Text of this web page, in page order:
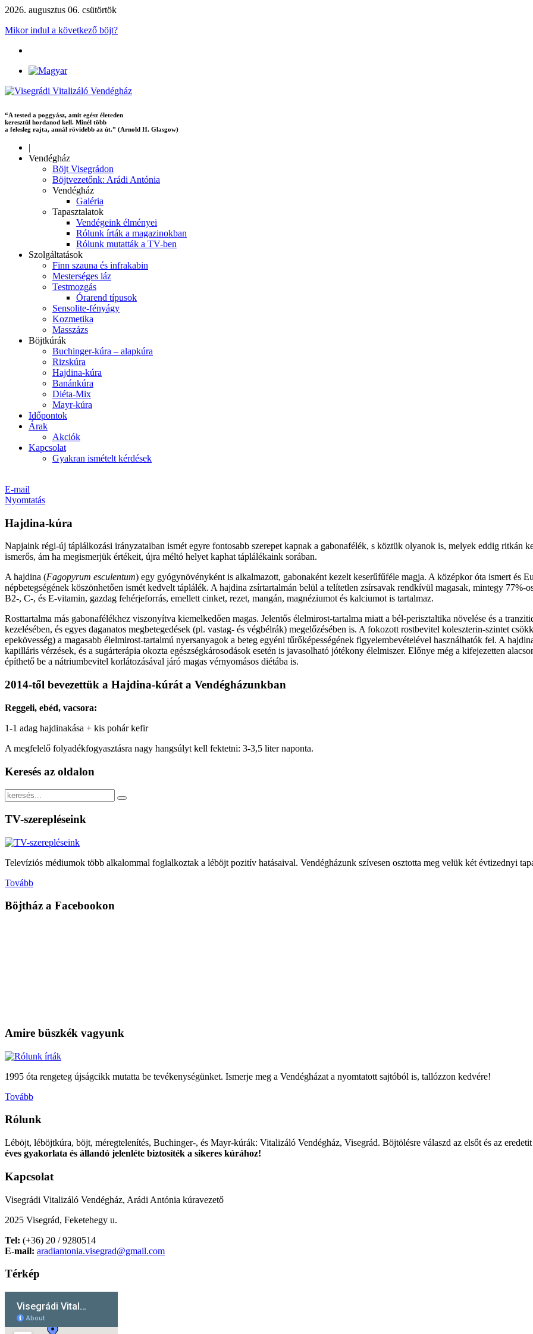
2026. augusztus 06. csütörtök
Mikor indul a következő böjt?
“A tested a poggyász, amit egész életeden
keresztül hordanod kell. Minél több
a felesleg rajta, annál rövidebb az út.” (Arnold H. Glasgow)
|
Vendégház
Böjt Visegrádon
Böjtvezetőnk: Arádi Antónia
Vendégház
Galéria
Tapasztalatok
Vendégeink élményei
Rólunk írták a magazinokban
Rólunk mutatták a TV-ben
Szolgáltatások
Finn szauna és infrakabin
Mesterséges láz
Testmozgás
Órarend típusok
Sensolite-fényágy
Kozmetika
Masszázs
Böjtkúrák
Buchinger-kúra – alapkúra
Rizskúra
Hajdina-kúra
Banánkúra
Diéta-Mix
Mayr-kúra
Időpontok
Árak
Akciók
Kapcsolat
Gyakran ismételt kérdések
E-mail
Nyomtatás
Hajdina-kúra
Napjaink régi-új táplálkozási irányzataiban ismét egyre fontosabb szerepet kapnak a gabonafélék, s köztük olyanok is, melyek eddig ritkán
ismerős, ám ha megismerjük értékeit, újra méltó helyet kaphat táplálékaink sorában.
A hajdina (Fagopyrum esculentum) egy gyógynövényként is alkalmazott, gabonaként kezelt keserűfűféle magja. A középkor óta ismert és
népbetegségének köszönhetően ismét kedvelt táplálék. A hajdina zsírtartalmán belül a telítetlen zsírsavak rendkívül magasak, mintegy
B2-, C-, és E-vitamin, gazdag fehérjeforrás, emellett cinket, rezet, mangán, magnéziumot és kalciumot is tartalmaz.
Rosttartalma más gabonafélékhez viszonyítva kiemelkedően magas. Jelentős élelmirost-tartalma miatt a bél-perisztaltika növelése és a
kezelésében, és egyes daganatos megbetegedések (pl. vastag- és végbélrák) megelőzésében is. A fokozott rostbevitel koleszterin-szintet
epekövesség) a magasabb élelmirost-tartalmú nyersanyagok a beteg egyéni tűrőképességének figyelembevételével használhatók fel. A
kapilláris vérzések, és a sugárterápia okozta egészségkárosodások esetén is javasolható jótékony élelmiszer. Előnye még a kifejezetten
építhető be a nátriumbevitel korlátozásával járó magas vérnyomásos diétába is.
2014-től bevezettük a Hajdina-kúrát a Vendégházunkban
Reggeli, ebéd, vacsora:
1-1 adag hajdinakása + kis pohár kefir
A megfelelő folyadékfogyasztásra nagy hangsúlyt kell fektetni: 3-3,5 liter naponta.
Keresés az oldalon
TV-szerepléseink
Televíziós médiumok több alkalommal foglalkoztak a léböjt pozitív hatásaival. Vendégházunk szívesen osztotta meg velük két évtizednyi
Tovább
Böjtház a Facebookon
Amire büszkék vagyunk
1995 óta rengeteg újságcikk mutatta be tevékenységünket. Ismerje meg a Vendégházat a nyomtatott sajtóból is, tallózzon kedvére!
Tovább
Rólunk
Léböjt, léböjtkúra, böjt, méregtelenítés, Buchinger-, és Mayr-kúrák: Vitalizáló Vendégház, Visegrád. Böjtölésre válaszd az elsőt és az
éves gyakorlata és állandó jelenléte biztosíték a sikeres kúrához!
Kapcsolat
Visegrádi Vitalizáló Vendégház, Arádi Antónia kúravezető
2025 Visegrád, Feketehegy u.
Tel: (+36) 20 / 9280514
E-mail: aradiantonia.visegrad@gmail.com
Térkép